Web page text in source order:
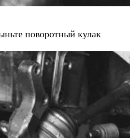
поворотный кулак